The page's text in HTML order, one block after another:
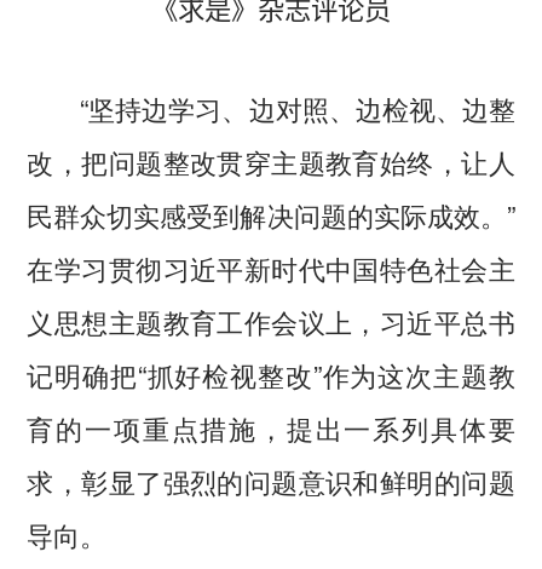
《求是》杂志评论员
“坚持边学习、边对照、边检视、边整
改，把问题整改贯穿主题教育始终，让人
民群众切实感受到解决问题的实际成效。”
在学习贯彻习近平新时代中国特色社会主
义思想主题教育工作会议上，习近平总书
记明确把“抓好检视整改”作为这次主题教
育的一项重点措施，提出一系列具体要
求，彰显了强烈的问题意识和鲜明的问题
导向。